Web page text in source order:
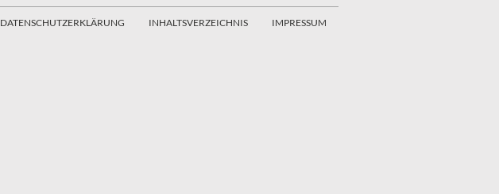
DATENSCHUTZERKLÄRUNG INHALTSVERZEICHNIS
IMPRESSUM